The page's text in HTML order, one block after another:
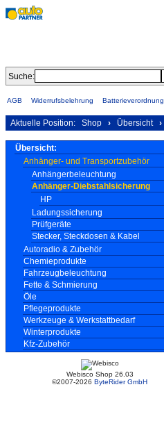
Suche:
AGB Widerrufsbelehrung Batterieverordnung
Aktuelle Position: Shop › Übersicht ›
Übersicht:
Anhänger- und Transportzubehör
Anhängerbeleuchtung
Anhänger-Diebstahlsicherung
HP
Ladungssicherung
Prüfgeräte
Stecker, Steckdosen & Kabel
Autoradio & Zubehör
Chemieprodukte
Fahrzeugbeleuchtung
Fette & Schmierung
Öle
Pflegeprodukte
Werkzeuge & Werkstattbedarf
Winterprodukte
Kfz-Zubehör
Webisco Shop 26.03
©2007-2026 ByteRider GmbH